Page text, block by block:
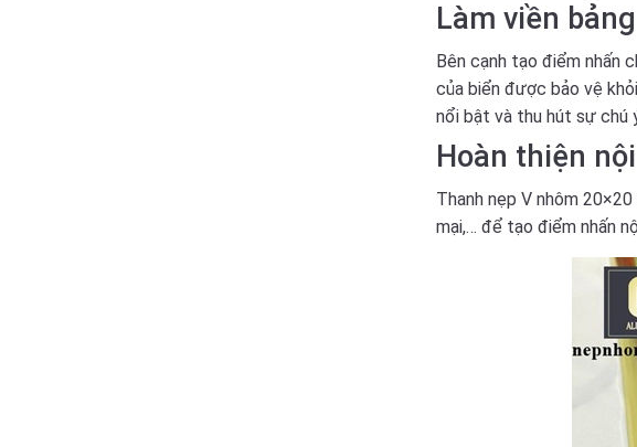
Làm viền
Bên cạnh tạo điểm nhấn
của biển được bảo vệ
nổi bật và thu hút sự chú
Hoàn thiện
Thanh nẹp V nhôm
mại,… để tạo điểm nhấn